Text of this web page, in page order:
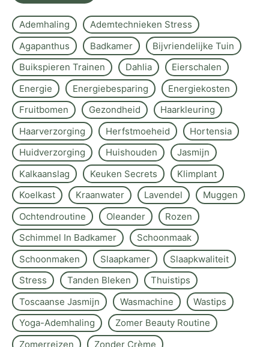
Ademhaling
Ademtechnieken Stress
Agapanthus
Badkamer
Bijvriendelijke Tuin
Buikspieren Trainen
Dahlia
Eierschalen
Energie
Energiebesparing
Energiekosten
Fruitbomen
Gezondheid
Haarkleuring
Haarverzorging
Herfstmoeheid
Hortensia
Huidverzorging
Huishouden
Jasmijn
Kalkaanslag
Keuken Secrets
Klimplant
Koelkast
Kraanwater Lavendel
Muggen
Ochtendroutine
Oleander
Rozen
Schimmel In Badkamer
Schoonmaak
Schoonmaken
Slaapkamer
Slaapkwaliteit
Stress
Tanden Bleken
Thuistips
Toscaanse Jasmijn
Wasmachine
Wastips
Yoga-Ademhaling
Zomer Beauty Routine
Zomerreizen
Zonder Crème